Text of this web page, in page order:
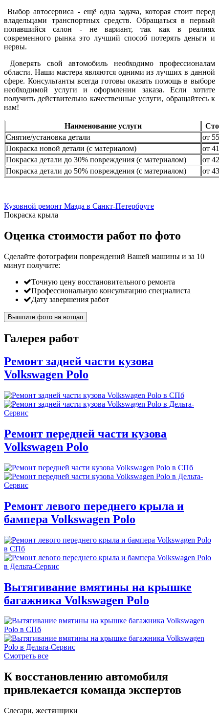
Выбор автосервиса - ещё одна задача, которая стоит перед
владельцами транспортных средств. Обращаться в первый
попавшийся салон - не вариант, так как в реалиях
современного рынка это лучший способ потерять деньги и
нервы.
Доверять свой автомобиль необходимо профессионалам
области. Наши мастера являются одними из лучших в данной
сфере. Консультанты всегда готовы оказать помощь в выборе
необходимой услуги и оформлении заказа. Если хотите
получить действительно качественные услуги, обращайтесь к
нам!
Наименование услуги
Снятие/установка детали
от
Покраска новой детали (с материалом)
от
Покраска детали до 30% повреждения (с материалом)
от
Покраска детали до 50% повреждения (с материалом)
от
Кузовной ремонт Мазда в Санкт-Петербруге
Покраска крыла
Оценка стоимости работ по фото
Сделайте фотографии повреждений Вашей машины и за 10
минут получите:
Точную цену восстановительного ремонта
Профессиональную консультацию специалиста
Дату завершения работ
Вышлите фото на вотцап
Галерея работ
Ремонт задней части кузова
Volkswagen Polo
Ремонт передней части кузова
Volkswagen Polo
Ремонт левого переднего крыла и
бампера Volkswagen Polo
Вытягивание вмятины на крышке
багажника Volkswagen Polo
Смотреть все
К восстановлению автомобиля
привлекается команда экспертов
Слесари, жестянщики